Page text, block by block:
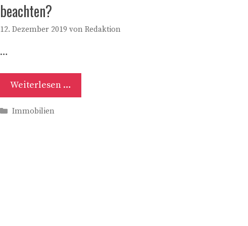
beachten?
12. Dezember 2019 von Redaktion
…
Weiterlesen …
Kategorien
Immobilien